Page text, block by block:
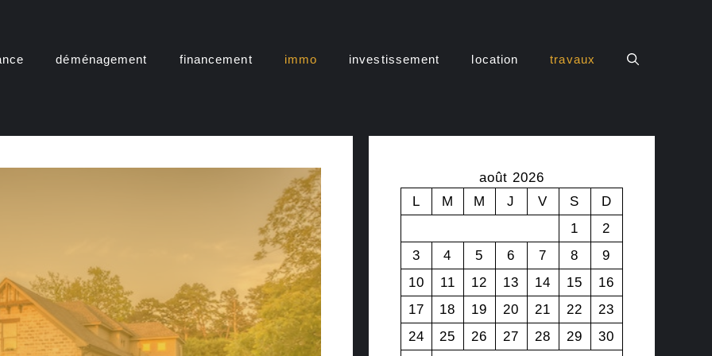
déménagement financement immo investissement location travaux
août 2026
L
M M J V S
D
1
2
3
4 5 6 7 8
9
10
11 12 13 14 15
16
17
18 19 20 21 22
23
24
25 26 27 28 29
30